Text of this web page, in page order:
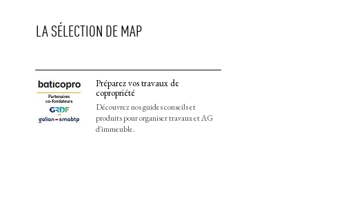
LA SÉLECTION DE MAP
Préparez vos travaux de
copropriété
Découvrez nos guides conseils et
produits pour organiser travaux et AG
d'immeuble.